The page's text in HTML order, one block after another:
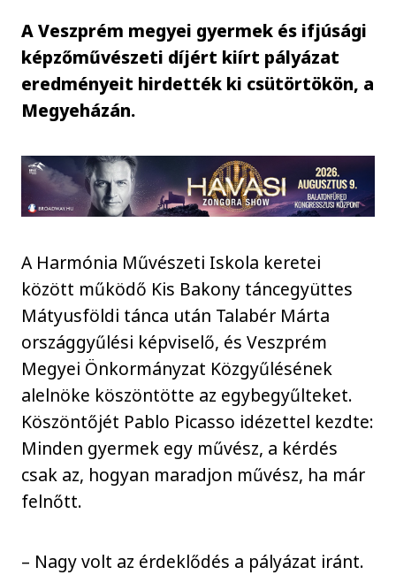
A Veszprém megyei gyermek és ifjúsági
képzőművészeti díjért kiírt pályázat
eredményeit hirdették ki csütörtökön, a
Megyeházán.
A Harmónia Művészeti Iskola keretei
között működő Kis Bakony táncegyüttes
Mátyusföldi tánca után Talabér Márta
országgyűlési képviselő, és Veszprém
Megyei Önkormányzat Közgyűlésének
alelnöke köszöntötte az egybegyűlteket.
Köszöntőjét Pablo Picasso idézettel kezdte:
Minden gyermek egy művész, a kérdés
csak az, hogyan maradjon művész, ha már
felnőtt.
– Nagy volt az érdeklődés a pályázat iránt.